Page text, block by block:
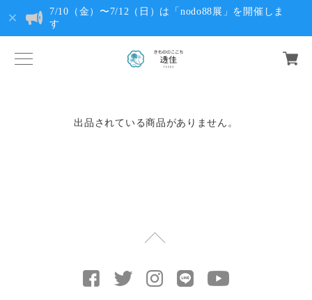
7/10（金）〜7/12（日）は「nodo88展」を開催しま
す
出品されている商品がありません。